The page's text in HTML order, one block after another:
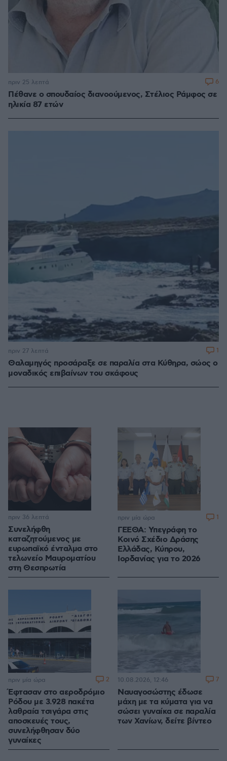
Πέθανε ο σπουδαίος διανοούμενος, Στέλιος Ράμφος σε
ηλικία 87 ετών
πριν 25 λεπτά 6
Θαλαμηγός προσάραξε σε παραλία στα Κύθηρα, σώος ο
μοναδικός επιβαίνων του σκάφους
πριν 27 λεπτά 1
Συνελήφθη
καταζητούμενος με
ευρωπαϊκό ένταλμα στο
τελωνείο Μαυροματίου
στη Θεσπρωτία
πριν 36 λεπτά
ΓΕΕΘΑ: Υπεγράφη το
Κοινό Σχέδιο Δράσης
Ελλάδας, Κύπρου,
Ιορδανίας για το 2026
πριν μία ώρα 1
Έφτασαν στο αεροδρόμιο
Ρόδου με 3.928 πακέτα
λαθραία τσιγάρα στις
αποσκευές τους,
συνελήφθησαν δύο
γυναίκες
πριν μία ώρα 2
Ναυαγοσώστης έδωσε
μάχη με τα κύματα για να
σώσει γυναίκα σε παραλία
των Χανίων, δείτε βίντεο
10.08.2026, 12:46 7